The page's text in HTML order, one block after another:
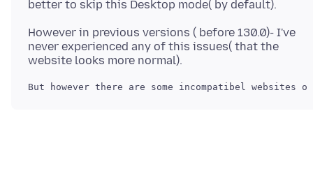
However in previous versions ( before 130.0)- I've
never experienced any of this issues( that the